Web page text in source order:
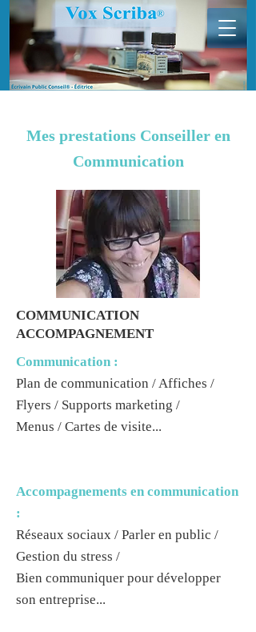
Mes prestations Conseiller en
Communication
COMMUNICATION
ACCOMPAGNEMENT
Communication :
Plan de communication / Affiches /
Flyers / Supports marketing /
Menus / Cartes de visite...
Accompagnements en communication
:
Réseaux sociaux / Parler en public /
Gestion du stress /
Bien communiquer pour développer
son entreprise...